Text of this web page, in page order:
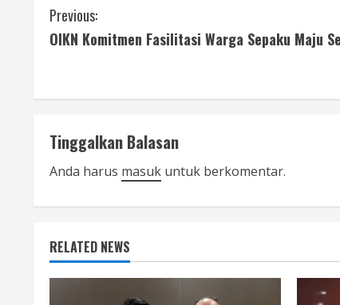
C
o
i
n
u
e
R
Previous:
OIKN Komitmen Fasilitasi Warga Sepaku Maju
Tinggalkan Balasan
Anda harus masuk untuk berkomentar.
RELATED NEWS